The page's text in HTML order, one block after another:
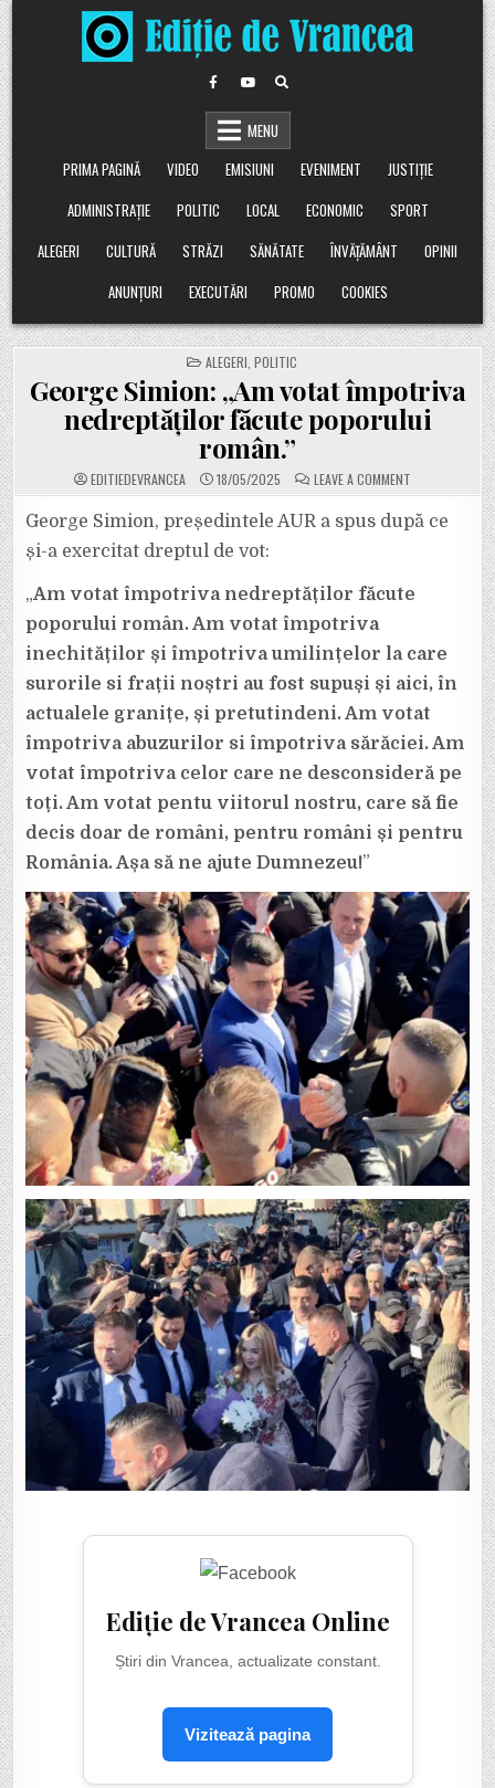
Skip
to
content
MENU
PRIMA PAGINĂ
VIDEO EMISIUNI EVENIMENT
JUSTIȚIE
ADMINISTRAȚIE
POLITIC LOCAL ECONOMIC
SPORT
ALEGERI
CULTURĂ STRĂZI SĂNĂTATE ÎNVĂȚĂMÂNT
OPINII
ANUNȚURI
EXECUTĂRI PROMO COOKIES
POSTED
IN
ALEGERI POLITIC
George Simion: „Am votat împotriva
nedreptăților făcute poporului
român.”
EDITIEDEVRANCEA 18/05/2025 LEAVE A COMMENTON
GEORGE
„AM
VOTAT
NEDREPTĂȚILOR
ROMÂN.”
George Simion, președintele AUR a spus după ce
și-a exercitat dreptul de vot:
„Am votat împotriva nedreptăților făcute
poporului român. Am votat împotriva
inechităților și împotriva umilințelor la care
surorile si frații noștri au fost supuși și aici, în
actualele granițe, și pretutindeni. Am votat
împotriva abuzurilor si împotriva sărăciei. Am
votat împotriva celor care ne desconsideră pe
toți. Am votat pentu viitorul nostru, care să fie
decis doar de români, pentru români și pentru
România. Așa să ne ajute Dumnezeu!”
Ediție de Vrancea Online
Știri din Vrancea, actualizate constant.
Vizitează pagina